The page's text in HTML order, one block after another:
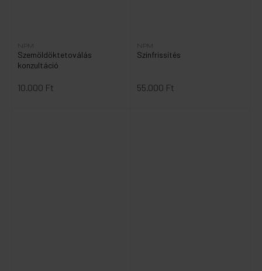
Szemöldöktetoválás
konzultáció
NPM
10.000 Ft
Színfrissítés
NPM
55.000 Ft